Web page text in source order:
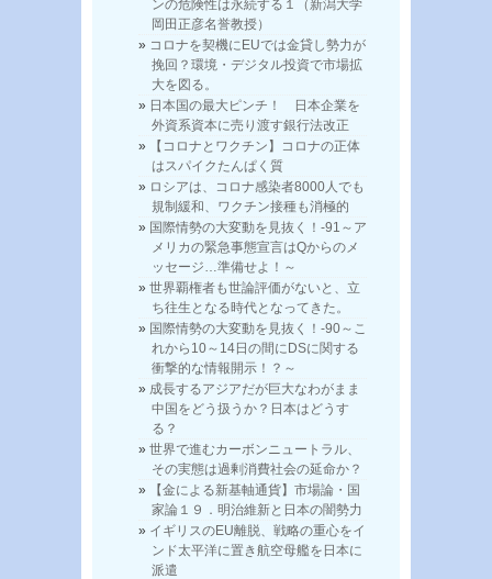
ンの危険性は永続する１（新潟大学
岡田正彦名誉教授）
コロナを契機にEUでは金貸し勢力が
挽回？環境・デジタル投資で市場拡
大を図る。
日本国の最大ピンチ！ 日本企業を
外資系資本に売り渡す銀行法改正
【コロナとワクチン】コロナの正体
はスパイクたんぱく質
ロシアは、コロナ感染者8000人でも
規制緩和、ワクチン接種も消極的
国際情勢の大変動を見抜く！-91～ア
メリカの緊急事態宣言はQからのメ
ッセージ…準備せよ！～
世界覇権者も世論評価がないと、立
ち往生となる時代となってきた。
国際情勢の大変動を見抜く！-90～こ
れから10～14日の間にDSに関する
衝撃的な情報開示！？～
成長するアジアだが巨大なわがまま
中国をどう扱うか？日本はどうす
る？
世界で進むカーボンニュートラル、
その実態は過剰消費社会の延命か？
【金による新基軸通貨】市場論・国
家論１９．明治維新と日本の闇勢力
イギリスのEU離脱、戦略の重心をイ
ンド太平洋に置き航空母艦を日本に
派遣